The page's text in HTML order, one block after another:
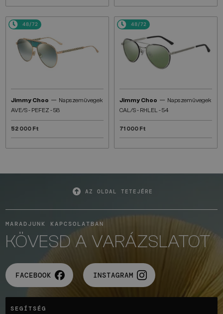
48/72
Jimmy Choo — Napszemüvegek
AVE/S - PEFEZ - 58
52 000 Ft
48/72
Jimmy Choo — Napszemüvegek
CAL/S - RHLEL - 54
71 000 Ft
AZ OLDAL TETEJÉRE
MARADJUNK KAPCSOLATBAN
KÖVESD A VARÁZSLATOT
FACEBOOK INSTAGRAM
SEGÍTSÉG